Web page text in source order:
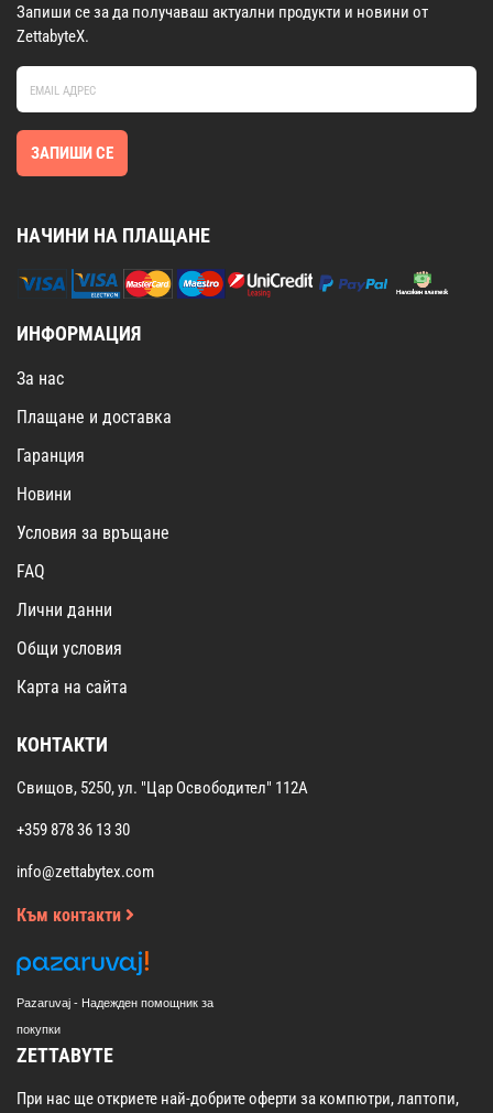
Запиши се за да получаваш актуални продукти и новини от
ZettabyteX.
ЗАПИШИ СЕ
НАЧИНИ НА ПЛАЩАНЕ
ИНФОРМАЦИЯ
За нас
Плащане и доставка
Гаранция
Новини
Условия за връщане
FAQ
Лични данни
Общи условия
Карта на сайта
КОНТАКТИ
Свищов, 5250, ул. "Цар Освободител" 112А
+359 878 36 13 30
info@zettabytex.com
Към контакти
Pazaruvaj - Надежден помощник за
покупки
ZETTABYTE
При нас ще откриете най-добрите оферти за компютри, лаптопи,